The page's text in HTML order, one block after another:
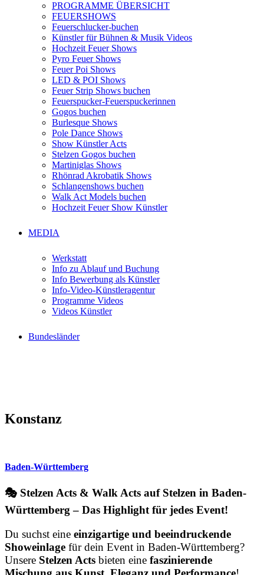
PROGRAMME ÜBERSICHT
FEUERSHOWS
Feuerschlucker-buchen
Künstler für Bühnen & Musik Videos
Hochzeit Feuer Shows
Pyro Feuer Shows
Feuer Poi Shows
LED & POI Shows
Feuer Strip Shows buchen
Feuerspucker-Feuerspuckerinnen
Gogos buchen
Burlesque Shows
Pole Dance Shows
Show Künstler Acts
Stelzen Gogos buchen
Martiniglas Shows
Rhönrad Akrobatik Shows
Schlangenshows buchen
Walk Act Models buchen
Hochzeit Feuer Show Künstler
MEDIA
Werkstatt
Info zu Ablauf und Buchung
Info Bewerbung als Künstler
Info-Video-Künstleragentur
Programme Videos
Videos Künstler
Bundesländer
Konstanz
Baden-Württemberg
🎭 Stelzen Acts & Walk Acts auf Stelzen in Baden-
Württemberg – Das Highlight für jedes Event!
Du suchst eine einzigartige und beeindruckende
Showeinlage für dein Event in Baden-Württemberg?
Unsere Stelzen Acts bieten eine faszinierende